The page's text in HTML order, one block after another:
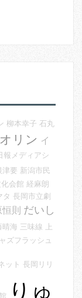
柳本幸子 石丸
リン イ
報メディアシ
津要 新潟市民
会館 経麻朗
タ 長岡市立劇
則 だいし
晴海 三味線
上
ズフラッシュ
ット 長岡リリ
りゅ